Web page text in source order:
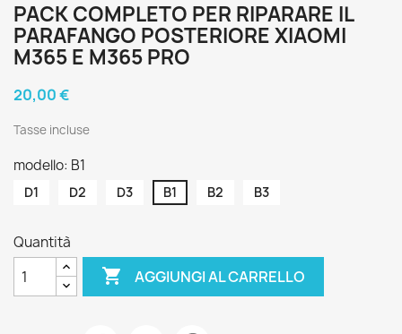
PACK COMPLETO PER RIPARARE IL
PARAFANGO POSTERIORE XIAOMI
M365 E M365 PRO
20,00 €
Tasse incluse
modello: B1
D1 D2 D3 B1 B2 B3
Quantità
 AGGIUNGI AL CARRELLO